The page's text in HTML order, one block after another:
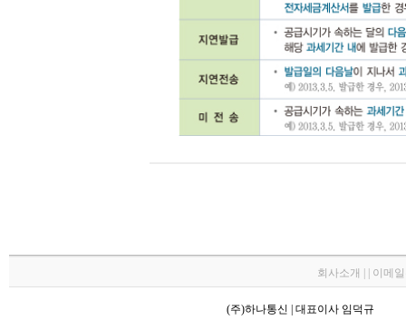
회사소개 | | 이메
(주)하나통신 | 대표이사 임덕규